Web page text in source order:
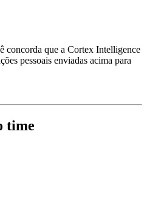
concorda que a Cortex Intelligence
pessoais enviadas acima para
time